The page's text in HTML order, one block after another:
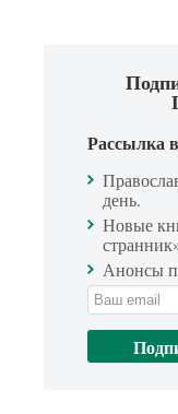
Рассылка
день.
Новые
Анонсы